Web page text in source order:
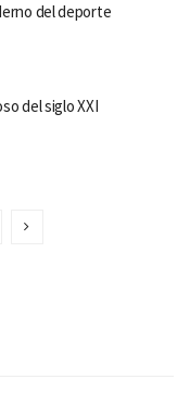
del deporte
del siglo XXI